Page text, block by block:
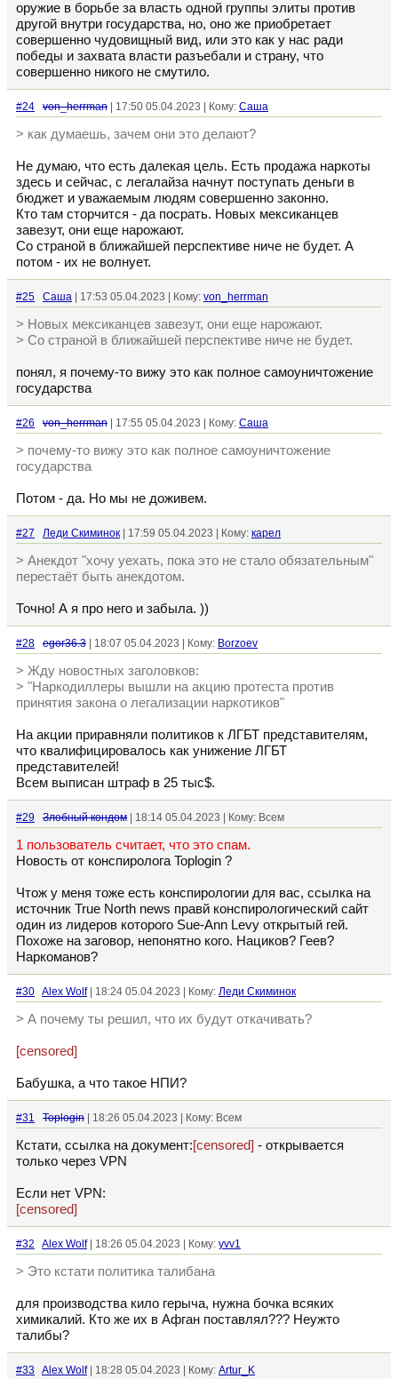
оружие в борьбе за власть одной группы элиты против
другой внутри государства, но, оно же приобретает
совершенно чудовищный вид, или это как у нас ради
победы и захвата власти разъебали и страну, что
совершенно никого не смутило.
#24 von_herrman | 17:50 05.04.2023 | Кому: Cаша
> как думаешь, зачем они это делают?
Не думаю, что есть далекая цель. Есть продажа наркоты
здесь и сейчас, с легалайза начнут поступать деньги в
бюджет и уважаемым людям совершенно законно.
Кто там сторчится - да посрать. Новых мексиканцев
завезут, они еще нарожают.
Со страной в ближайшей перспективе ниче не будет. А
потом - их не волнует.
#25 Cаша | 17:53 05.04.2023 | Кому: von_herrman
> Новых мексиканцев завезут, они еще нарожают.
> Со страной в ближайшей перспективе ниче не будет.
понял, я почему-то вижу это как полное самоуничтожение
государства
#26 von_herrman | 17:55 05.04.2023 | Кому: Cаша
> почему-то вижу это как полное самоуничтожение
государства
Потом - да. Но мы не доживем.
#27 Леди Скиминок | 17:59 05.04.2023 | Кому: кaрел
> Анекдот "хочу уехать, пока это не стало обязательным"
перестаёт быть анекдотом.
Точно! А я про него и забыла. ))
#28 egor36.3 | 18:07 05.04.2023 | Кому: Borzoev
> Жду новостных заголовков:
> "Наркодиллеры вышли на акцию протеста против
принятия закона о легализации наркотиков"
На акции приравняли политиков к ЛГБТ представителям,
что квалифицировалось как унижение ЛГБТ
представителей!
Всем выписан штраф в 25 тыс$.
#29 Злобный кондом | 18:14 05.04.2023 | Кому: Всем
1 пользователь считает, что это спам.
Новость от конспиролога Toplogin ?
Чтож у меня тоже есть конспирологии для вас, ссылка на
источник True North news правй конспирологический сайт
один из лидеров которого Sue-Ann Levy открытый гей.
Похоже на заговор, непонятно кого. Нациков? Геев?
Наркоманов?
#30 Alex Wolf| 18:24 05.04.2023 | Кому: Леди Скиминок
> А почему ты решил, что их будут откачивать?
[censored]
Бабушка, а что такое НПИ?
#31 Toplogin | 18:26 05.04.2023 | Кому: Всем
Кстати, ссылка на документ:[censored] - открывается
только через VPN
Если нет VPN:
[censored]
#32 Alex Wolf| 18:26 05.04.2023 | Кому: yvv1
> Это кстати политика талибана
для производства кило герыча, нужна бочка всяких
химикалий. Кто же их в Афган поставлял??? Неужто
талибы?
#33 Alex Wolf| 18:28 05.04.2023 | Кому: Artur_K